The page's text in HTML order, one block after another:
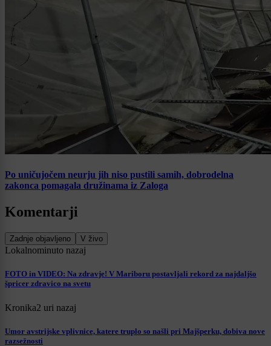
Po uničujočem neurju jih niso pustili samih, dobrodelna
zakonca pomagala družinama iz Zaloga
Komentarji
Zadnje objavljeno V živo
Lokalnominuto nazaj
FOTO in VIDEO: Na zdravje! V Mariboru postavljali rekord za najdaljšo
špricer zdravico na svetu
Kronika2 uri nazaj
Umor avstrijske vplivnice, katere truplo so našli pri Majšperku, dobiva nove
razsežnosti